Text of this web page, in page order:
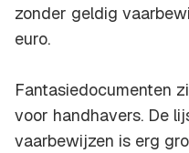
zonder geldig
euro.
Fantasiedocumenten
voor handhavers. De
vaarbewijzen is erg